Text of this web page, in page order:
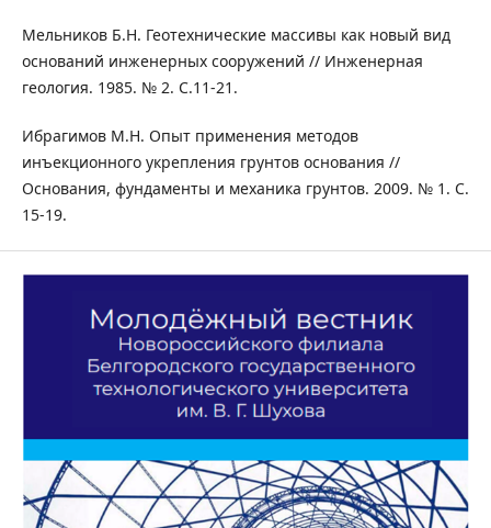
Мельников Б.Н. Геотехнические массивы как новый вид
оснований инженерных сооружений // Инженерная
геология. 1985. № 2. С.11-21.
Ибрагимов М.Н. Опыт применения методов
инъекционного укрепления грунтов основания //
Основания, фундаменты и механика грунтов. 2009. № 1. С.
15-19.